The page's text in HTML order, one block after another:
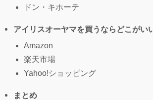
ドン・キホーテ
アイリスオーヤマを買うならどこがい
Amazon
楽天市場
Yahoo!ショッピング
まとめ